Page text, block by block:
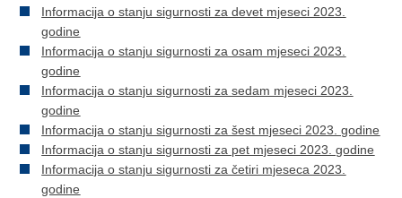
Informacija o stanju sigurnosti za devet mjeseci 2023.
godine
Informacija o stanju sigurnosti za osam mjeseci 2023.
godine
Informacija o stanju sigurnosti za sedam mjeseci 2023.
godine
Informacija o stanju sigurnosti za šest mjeseci 2023. godine
Informacija o stanju sigurnosti za pet mjeseci 2023. godine
Informacija o stanju sigurnosti za četiri mjeseca 2023.
godine